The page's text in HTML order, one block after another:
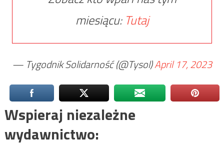
miesiącu: Tutaj
— Tygodnik Solidarność (@Tysol)April 17, 2023
Wspieraj niezależne
wydawnictwo: